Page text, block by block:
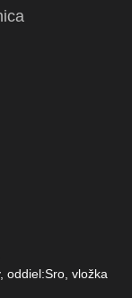
oddiel:Sro, vložka